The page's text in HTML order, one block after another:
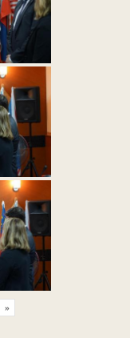
»